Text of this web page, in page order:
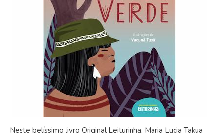
Neste belíssimo livro Original Leiturinha, Maria Lucia Takua